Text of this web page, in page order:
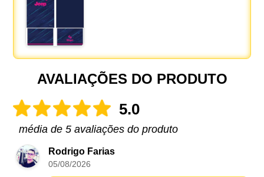
AVALIAÇÕES DO PRODUTO
5.0
média de 5 avaliações do produto
Rodrigo Farias
05/08/2026